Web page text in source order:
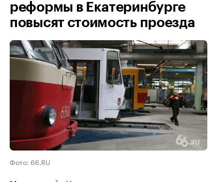
реформы в Екатеринбурге
повысят стоимость проезда
Фото: 66.RU